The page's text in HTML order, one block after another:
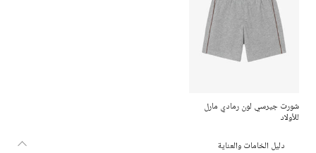
شورت جيرسي لون رمادي مارل
للأولاد
دليل الخامات والعناية